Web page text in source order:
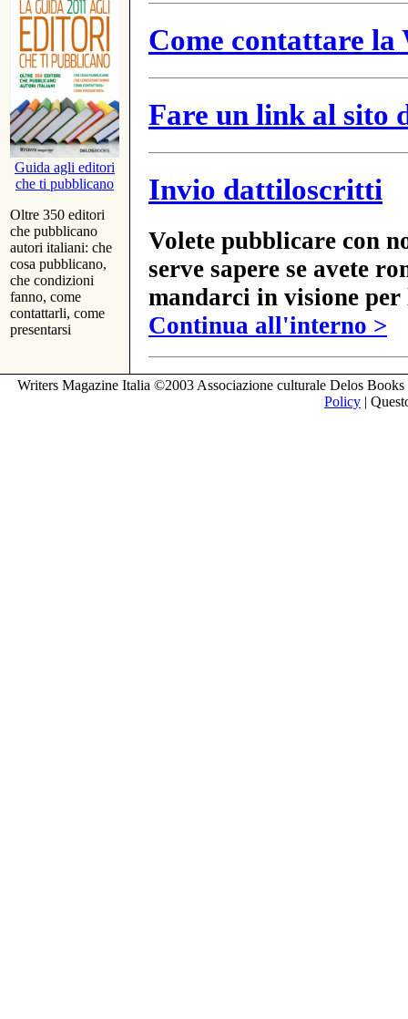
Guida agli editori
che ti pubblicano
Oltre 350 editori
che pubblicano
autori italiani: che
cosa pubblicano,
che condizioni
fanno, come
contattarli, come
presentarsi
Come contattare
Fare un link al sito
Invio dattiloscritti
Volete pubblicare con
serve sapere se avete
mandarci in visione
Continua all'interno >
Writers Magazine Italia ©2003 Associazione culturale Delos
Policy |